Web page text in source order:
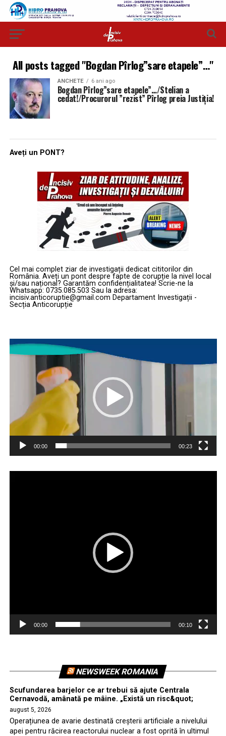
All posts tagged "Bogdan Pîrlog”sare etapele”…"
ANCHETE 6 ani ago
Bogdan Pîrlog”sare etapele”…/Stelian a
cedat!/Procurorul ”rezist” Pîrlog preia Justiția!
Aveți un PONT?
Cel mai complet ziar de investigații dedicat cititorilor din
România. Aveți un pont despre fapte de corupție la nivel local
și/sau național? Garantăm confidențialitatea! Scrie-ne la
Whatsapp: 0735.085.503 Sau la adresa:
incisiv.anticoruptie@gmail.com Departament Investigații -
Secția Anticorupție
Player
video
00:00 00:23
Player
00:00 00:10
NEWSWEEK ROMANIA
Scufundarea barjelor ce ar trebui să ajute Centrala
Cernavodă, amânată pe mâine. „Există un risc&quot;
august 5, 2026
Operațiunea de avarie destinată creșterii artificiale a nivelului
apei pentru răcirea reactorului nuclear a fost oprită în ultimul